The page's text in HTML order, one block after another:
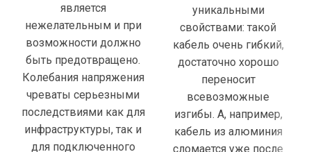
является
нежелательным и при
возможности должно
быть предотвращено.
Колебания напряжения
чреваты серьезными
последствиями как для
инфраструктуры, так и
для подключенного
уникальными
свойствами: такой
кабель очень гибкий,
достаточно хорошо
переносит
всевозможные
изгибы. А, например,
кабель из алюминия
сломается уже после